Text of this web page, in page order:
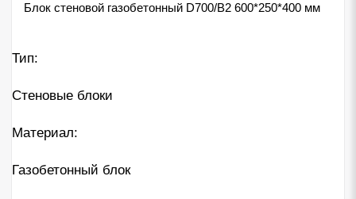
Блок стеновой газобетонный D700/B2 600*250*400 мм
Тип:
Стеновые блоки
Материал:
Газобетонный блок